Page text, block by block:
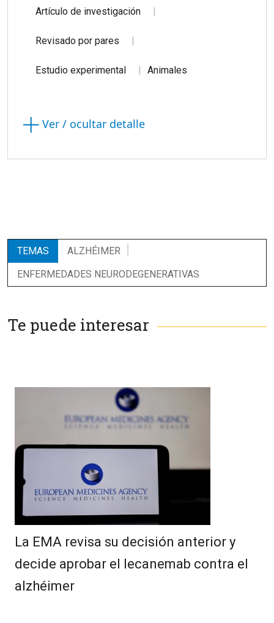
Artículo de investigación
Revisado por pares
Estudio experimental Animales
Ver / ocultar detalle
TEMAS
ALZHÉIMER
ENFERMEDADES NEURODEGENERATIVAS
Te puede interesar
La EMA revisa su decisión anterior y
decide aprobar el lecanemab contra el
alzhéimer